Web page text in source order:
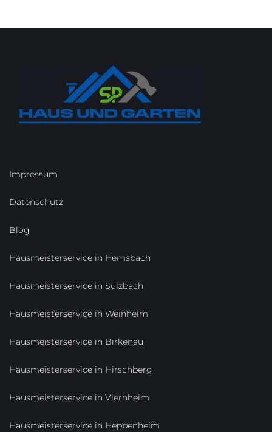
Impressum
Datenschutz
Blog
Hausmeisterservice in Hemsbach
Hausmeisterservice in Sulzbach
Hausmeisterservice in Weinheim
Hausmeisterservice in Birkenau
Hausmeisterservice in Hirschberg
Hausmeisterservice in Viernheim
Hausmeisterservice in Heppenheim